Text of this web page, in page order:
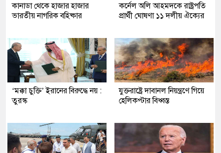
কানাডা থেকে হাজার হাজার
ভারতীয় নাগরিক বহিষ্কার
কর্নেল অলি আহমদকে রাষ্ট্রপতি
প্রার্থী ঘোষণা ১১ দলীয় ঐক্যের
‘মক্কা চুক্তি’ ইরানের বিরুদ্ধে নয় :
তুরস্ক
যুক্তরাষ্ট্রে দাবানল নিয়ন্ত্রণে গিয়ে
হেলিকপ্টার বিধ্বস্ত